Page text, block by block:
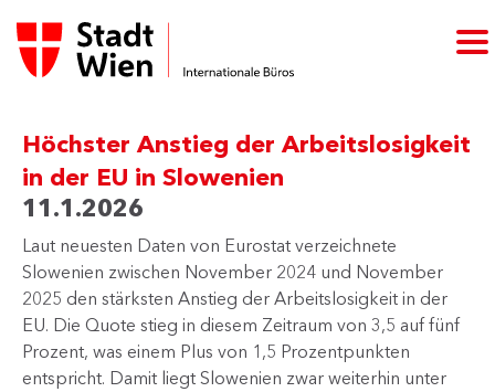
Höchster Anstieg der Arbeitslosigkeit
in der EU in Slowenien
11.1.2026
​​Laut neuesten Daten von Eurostat verzeichnete
Slowenien zwischen November 2024 und November
2025 den stärksten Anstieg der Arbeitslosigkeit in der
EU. Die Quote stieg in diesem Zeitraum von 3,5 auf fünf
Prozent, was einem Plus von 1,5 Prozentpunkten
entspricht. Damit liegt Slowenien zwar weiterhin unter